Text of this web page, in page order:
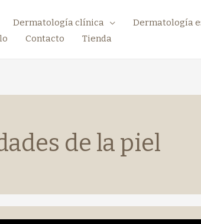
Dermatología clínica Dermatología
Contacto Tienda
de la piel